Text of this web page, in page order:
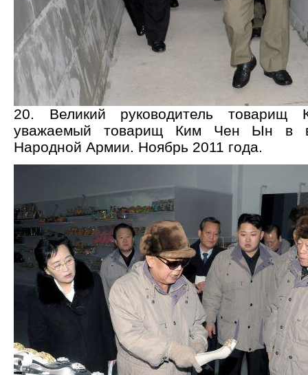
20. Великий руководитель
уважаемый товарищ Ким Чен Ын в
Народной Армии. Ноябрь 2011 года.